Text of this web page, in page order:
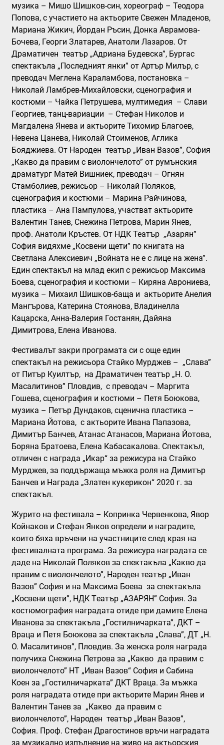
музика – Мишо Шишков-син, хореограф – Теодора
Попова, с участието на актьорите Свежен Младенов,
Мариана Жикич, Йордан Ръсин, Донка Аврамова-
Бочева, Георги Златарев, Анатоли Лазаров. От
Драматичен театър „Адриана Будевска”, Бургас
спектакъла „Последният янки” от Артър Милър, с
преводач Меглена Караламбова, постановка –
Николай Ламбрев-Михайловски, сценография и
костюми – Чайка Петрушева, мултимедия – Слави
Георгиев, танц-вариации – Стефан Николов и
Магдалена Янева и актьорите Тихомир Благоев,
Невена Цанева, Николай Стоименов, Аглика
Бояджиева. От Народен театър „Иван Вазов”, София
„Какво да правим с виолончелото” от румънския
драматург Матей Вишниек, преводач – Огнян
Стамболиев, режисьор – Николай Поляков,
сценография и костюми – Марина Райчинова,
пластика – Ана Пампулова, участват актьорите
Валентин Танев, Снежина Петрова, Марин Янев,
проф. Анатоли Кръстев. От НДК Театър „Азарян”
София видяхме „Косвени щети” по книгата на
Светлана Алексиевич „Войната не е с лице на жена”.
Един спектакъл на млад екип с режисьор Максима
Боева, сценография и костюми – Киряна Аврониева,
музика – Михаил Шишков-баща и актьорите Анелия
Мангърова, Катерина Стоянова, Владинелла
Кацарска, Анна-Валерия Гостанян, Дайяна
Димитрова, Елена Иванова.
Фестивалът закри програмата си с още един
спектакъл на режисьора Стайко Мурджев – „Слава”
от Питър Куилтър, на Драматичен театър „Н. О.
Масалитинов” Пловдив, с преводач – Маргита
Гошева, сценография и костюми – Петя Боюкова,
музика – Петър Дундаков, сценична пластика –
Мариана Йотова, с актьорите Ивана Папазова,
Димитър Банчев, Атанас Атанасов, Мариана Йотова,
Боряна Братоева, Елена Кабасакалова. Спектакъл,
отличен с награда „Икар“ за режисура на Стайко
Мурджев, за поддържаща мъжка роля на Димитър
Банчев и Награда „Златен кукерикон“ 2020 г. за
спектакъл.
Журито на фестивала – Копринка Червенкова, Явор
Койнаков и Стефан Янков определи и наградите,
които бяха връчени на участниците след края на
фестивалната програма. За режисура наградата се
даде на Николай Поляков за спектакъла „Какво да
правим с виолончелото”, Народен театър „Иван
Вазов” София и на Максима Боева за спектакъла
„Косвени щети”, НДК Tеатър „АЗАРЯН” София. За
костюмография наградата отиде при дамите Елена
Иванова за спектакъла „Гостилничарката”, ДКТ –
Враца и Петя Боюкова за спектакъла „Слава”, ДТ „Н.
О. Масалитинов”, Пловдив. За женска роля награда
получиха Снежина Петрова за „Какво да правим с
виолончелото” НТ „Иван Вазов“ София и Сабина
Коен за „Гостилничарката” ДКТ Враца. За мъжка
роля наградата отиде при актьорите Марин Янев и
Валентин Танев за „Какво да правим с
виолончелото”, Народен театър „Иван Вазов”,
София. Проф. Стефан Драгостинов връчи наградата
за музикално изпълнение на живо на актьорския